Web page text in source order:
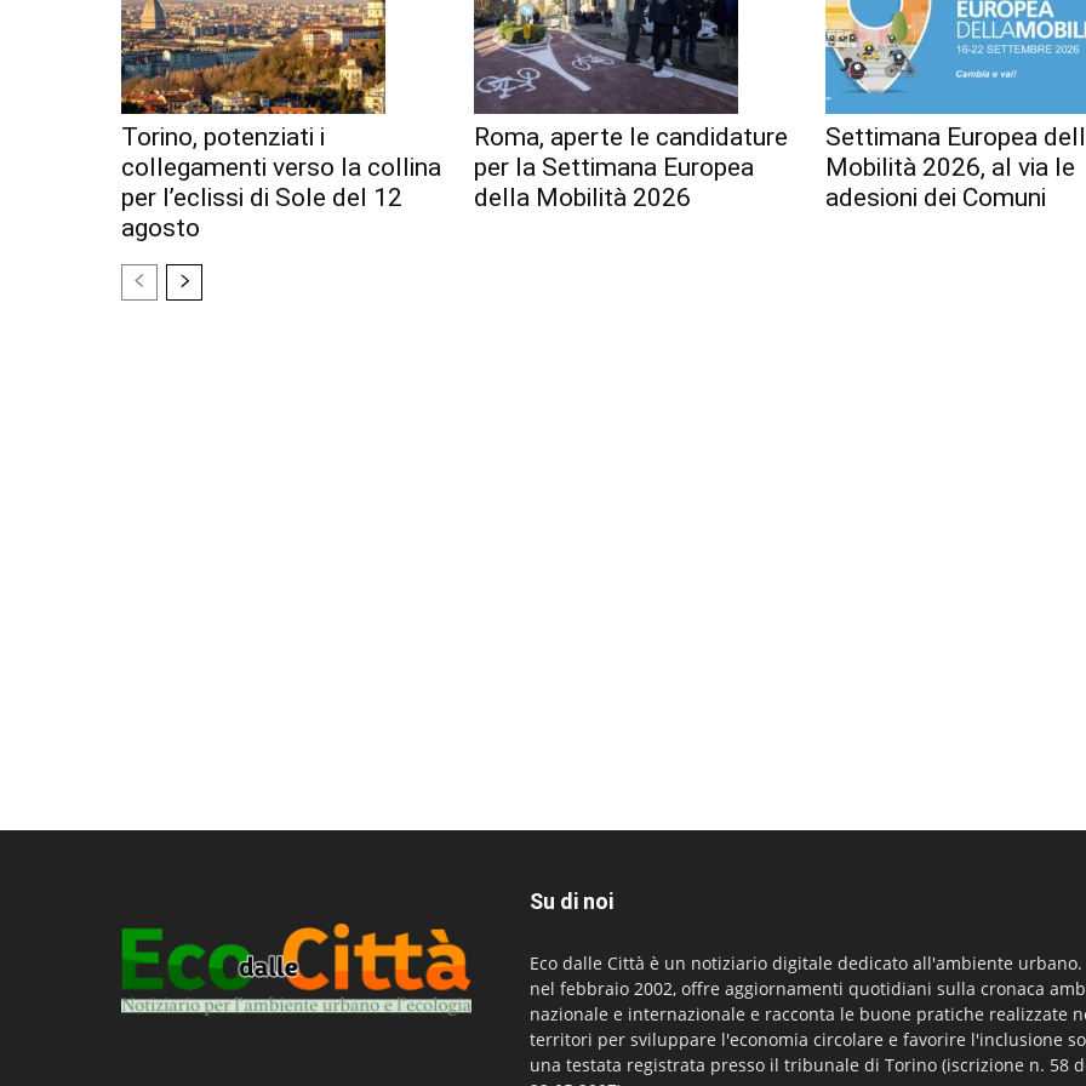
Torino, potenziati i
collegamenti verso la collina
per l’eclissi di Sole del 12
agosto
Roma, aperte le candidature
per la Settimana Europea
della Mobilità 2026
Settimana Europea
Mobilità 2026, al via le
adesioni dei Comuni
Su di noi
Eco dalle Città è un notiziario digitale dedicato all'ambiente
nel febbraio 2002, offre aggiornamenti quotidiani sulla cronaca
nazionale e internazionale e racconta le buone pratiche realizzate
territori per sviluppare l'economia circolare e favorire l'inclusione
una testata registrata presso il tribunale di Torino (iscrizione n. 58